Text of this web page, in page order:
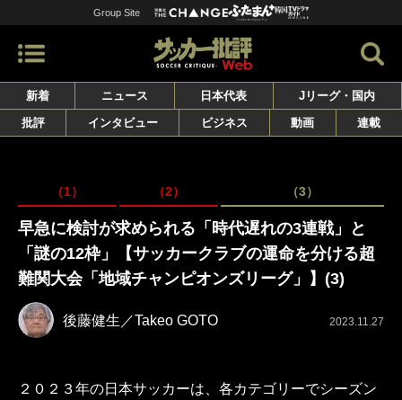
Group Site
新着 ニュース 日本代表
Jリーグ・国内
批評
インタビュー ビジネス 動画 連載
（1） （2） （3）
早急に検討が求められる「時代遅れの3連戦」と
「謎の12枠」【サッカークラブの運命を分ける超
難関大会「地域チャンピオンズリーグ」】(3)
後藤健生／Takeo GOTO 2023.11.27
２０２３年の日本サッカーは、各カテゴリーでシーズン